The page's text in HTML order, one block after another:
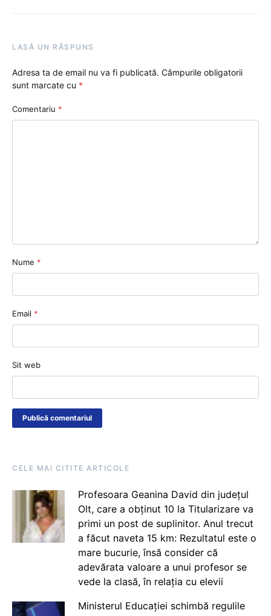
LASĂ UN RĂSPUNS
Adresa ta de email nu va fi publicată. Câmpurile obligatorii
sunt marcate cu *
Comentariu *
Nume *
Email *
Sit web
CELE MAI CITITE ARTICOLE
Profesoara Geanina David din județul
Olt, care a obținut 10 la Titularizare va
primi un post de suplinitor. Anul trecut
a făcut naveta 15 km: Rezultatul este o
mare bucurie, însă consider că
adevărata valoare a unui profesor se
vede la clasă, în relația cu elevii
Ministerul Educației schimbă regulile